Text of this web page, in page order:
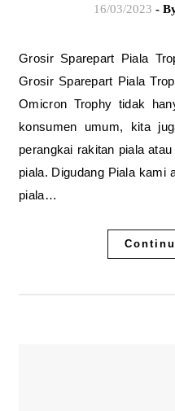
16/03/2023 -
Grosir Sparepart Piala Trophy Plastik Murah – Sangkar
Grosir Sparepart Piala
Omicron Trophy tidak
konsumen umum, kita
perangkai rakitan piala
piala. Digudang Piala kami
piala…